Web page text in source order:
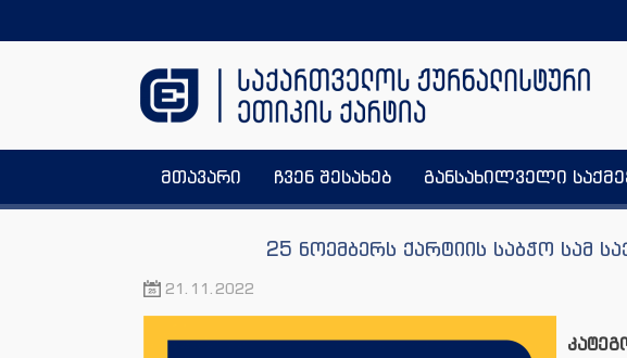
მთავარი ჩვენ შესახებ განსახილველი
25 ნოემბერს ქარტიის საბჭო სამ
21.11.2022